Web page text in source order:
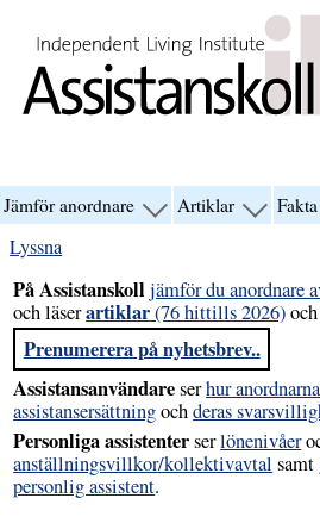
Jämför anordnare visa
anordnare”
Artiklar visa Fakta
Lyssna
På Assistanskoll jämför du anordnare
och läserartiklar(76 hittills 2026)och
Prenumerera på nyhetsbrev..
Assistansanvändareserhur
assistansersättningochderas
Personliga assistenterserlönenivåer
anställningsvillkor/kollektivavtal samt
personlig assistent.